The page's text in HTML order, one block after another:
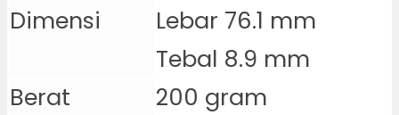
Dimensi
Lebar 76.1 mm
Tebal 8.9 mm
Berat
200 gram